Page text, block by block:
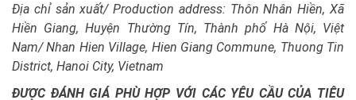
Địa chỉ sản xuất/ Production address: Thôn Nhân Hiền, Xã
Hiền Giang, Huyện Thường Tín, Thành phố Hà Nội, Việt
Nam/ Nhan Hien Village, Hien Giang Commune, Thuong Tin
District, Hanoi City, Vietnam
ĐƯỢC ĐÁNH GIÁ PHÙ HỢP VỚI CÁC YÊU CẦU CỦA TIÊU